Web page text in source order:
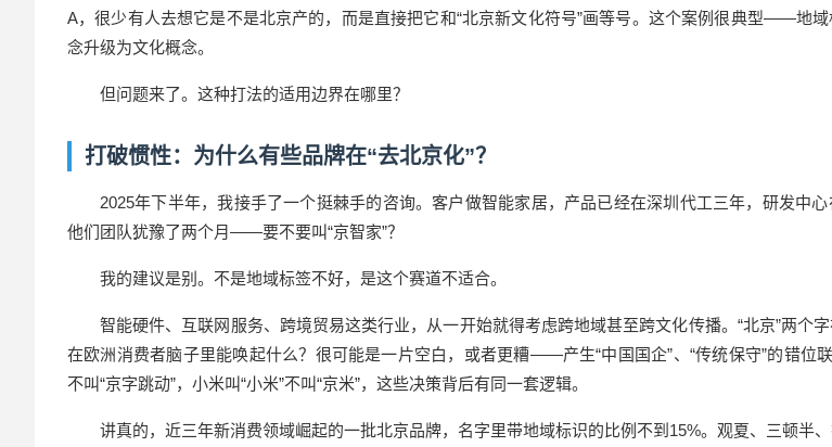
A，很少有人去想它是不是北京产的，而是直接把它和“北京新文化符号”画等号。 这个案例很典型——地域
念升级为文化概念。
但问题来了。这种打法的适用边界在哪里？
打破惯性：为什么有些品牌在“去北京化”？
2025年下半年，我接手了一个挺棘手的咨询。客户做智能家居，产品已经在深圳代工三年，研发中心
他们团队犹豫了两个月——要不要叫“京智家”？
我的建议是别。不是地域标签不好，是这个赛道不适合。
智能硬件、互联网服务、跨境贸易这类行业，从一开始就得考虑跨地域甚至跨文化传播。“北京”两个
在欧洲消费者脑子里能唤起什么？很可能是一片空白，或者更糟——产生“中国国企”、“传统保守”的错位
不叫“京字跳动”，小米叫“小米”不叫“京米”，这些决策背后有同一套逻辑。
讲真的，近三年新消费领域崛起的一批北京品牌，名字里带地域标识的比例不到15%。观夏、三顿